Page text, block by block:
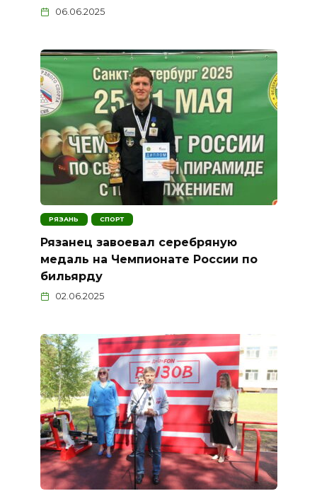
06.06.2025
РЯЗАНЬ СПОРТ
Рязанец завоевал серебряную
медаль на Чемпионате России по
бильярду
02.06.2025